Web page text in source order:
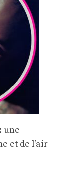
une
et de l’air